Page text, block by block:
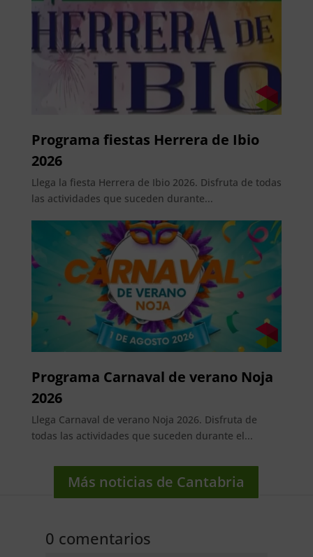
Programa fiestas Herrera de Ibio
2026
Llega la fiesta Herrera de Ibio 2026. Disfruta de todas
las actividades que suceden durante...
Programa Carnaval de verano Noja
2026
Llega Carnaval de verano Noja 2026. Disfruta de
todas las actividades que suceden durante el...
Más noticias de Cantabria
0 comentarios